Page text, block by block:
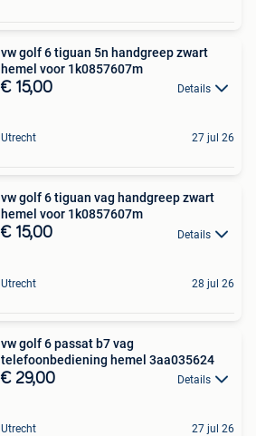
vw golf 6 tiguan 5n handgreep zwart
hemel voor 1k0857607m
€ 15,00 Details
Utrecht 27 jul 26
vw golf 6 tiguan vag handgreep zwart
hemel voor 1k0857607m
€ 15,00 Details
Utrecht 28 jul 26
vw golf 6 passat b7 vag
telefoonbediening hemel 3aa035624
€ 29,00 Details
Utrecht 27 jul 26